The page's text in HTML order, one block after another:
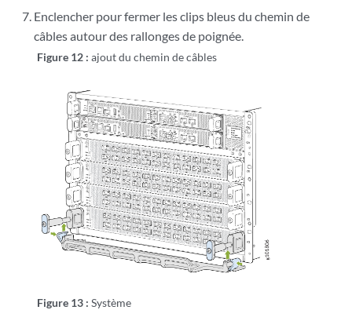
Enclencher pour fermer les clips bleus du chemin de
câbles autour des rallonges de poignée.
Figure 12 :ajout du chemin de câbles
Figure 13 :Système